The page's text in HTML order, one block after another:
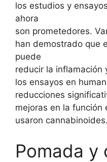
los estudios y
ahora
son prometedores.
han demostrado que
puede
reducir la inflamación
los ensayos en
reducciones
mejoras en la función
usaron cannabinoides.
Pomada y